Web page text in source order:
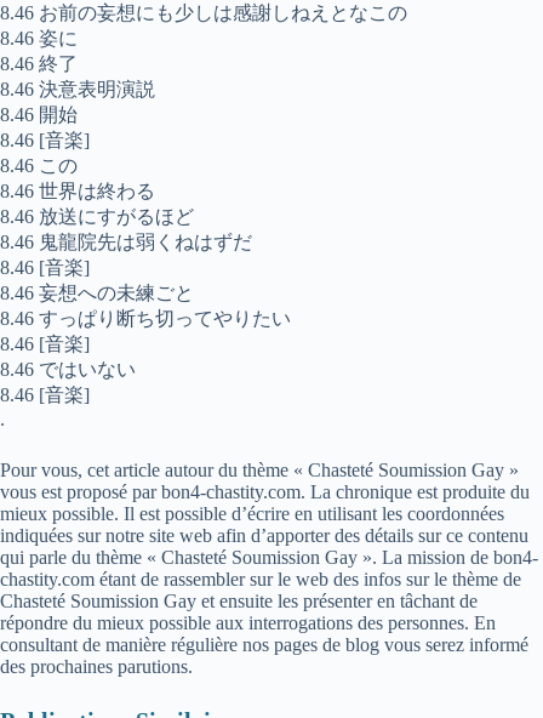
8.46 お前の妄想にも少しは感謝しねえとなこの
8.46 姿に
8.46 終了
8.46 決意表明演説
8.46 開始
8.46 [音楽]
8.46 この
8.46 世界は終わる
8.46 放送にすがるほど
8.46 鬼龍院先は弱くねはずだ
8.46 [音楽]
8.46 妄想への未練ごと
8.46 すっぱり断ち切ってやりたい
8.46 [音楽]
8.46 ではいない
8.46 [音楽]
.
Pour vous, cet article autour du thème « Chasteté Soumission Gay »
vous est proposé par bon4-chastity.com. La chronique est produite du
mieux possible. Il est possible d’écrire en utilisant les coordonnées
indiquées sur notre site web afin d’apporter des détails sur ce contenu
qui parle du thème « Chasteté Soumission Gay ». La mission de bon4-
chastity.com étant de rassembler sur le web des infos sur le thème de
Chasteté Soumission Gay et ensuite les présenter en tâchant de
répondre du mieux possible aux interrogations des personnes. En
consultant de manière régulière nos pages de blog vous serez informé
des prochaines parutions.